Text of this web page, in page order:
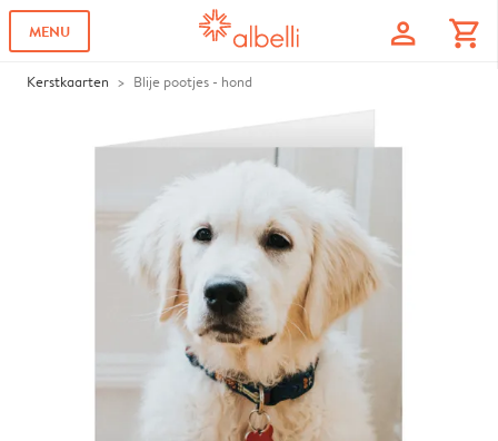
MENU profile shopping_cart
Kerstkaarten Blije pootjes - hond